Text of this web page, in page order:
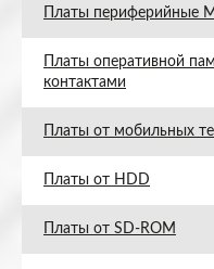
Платы периферийные
Платы оперативной
контактами
Платы от мобильных
Платы от HDD
Платы от SD-ROM